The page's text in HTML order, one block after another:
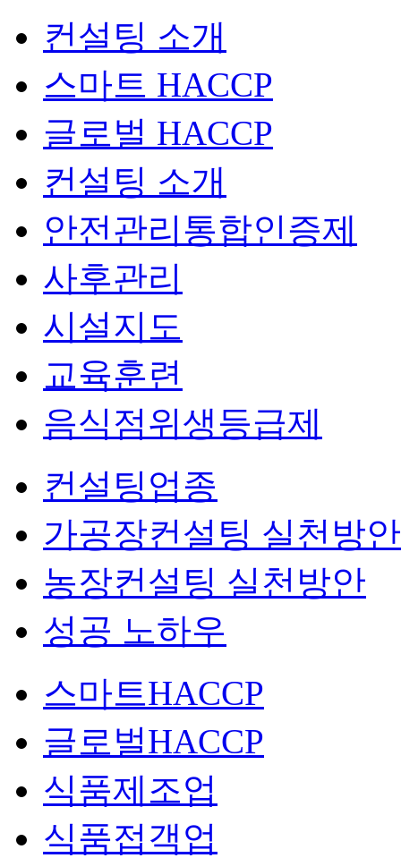
컨설팅 소개
스마트 HACCP
글로벌 HACCP
컨설팅 소개
안전관리통합인증제
사후관리
시설지도
교육훈련
음식점위생등급제
컨설팅업종
가공장컨설팅 실천방안
농장컨설팅 실천방안
성공 노하우
스마트HACCP
글로벌HACCP
식품제조업
식품접객업